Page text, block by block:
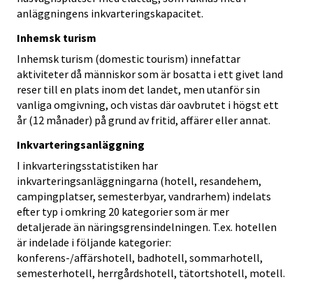
anläggningens inkvarteringskapacitet.
Inhemsk turism
Inhemsk turism (domestic tourism) innefattar
aktiviteter då människor som är bosatta i ett givet land
reser till en plats inom det landet, men utanför sin
vanliga omgivning, och vistas där oavbrutet i högst ett
år (12 månader) på grund av fritid, affärer eller annat.
Inkvarteringsanläggning
I inkvarteringsstatistiken har
inkvarteringsanläggningarna (hotell, resandehem,
campingplatser, semesterbyar, vandrarhem) indelats
efter typ i omkring 20 kategorier som är mer
detaljerade än näringsgrensindelningen. T.ex. hotellen
är indelade i följande kategorier:
konferens-/affärshotell, badhotell, sommarhotell,
semesterhotell, herrgårdshotell, tätortshotell, motell.